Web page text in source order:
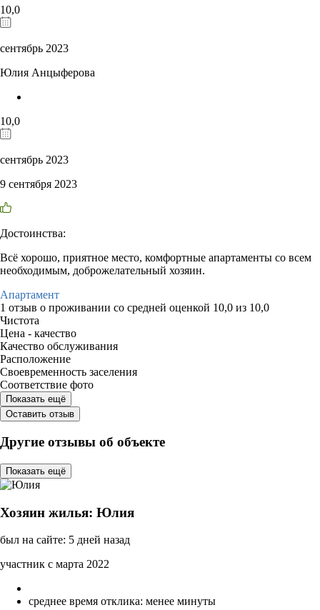
10,0
сентябрь 2023
Юлия Анцыферова
10,0
сентябрь 2023
9 сентября 2023
Достоинства:
Всё хорошо, приятное место, комфортные апартаменты со всем
необходимым, доброжелательный хозяин.
Апартамент
1 отзыв о проживании со средней оценкой 10,0 из 10,0
Чистота
Цена - качество
Качество обслуживания
Расположение
Своевременность заселения
Соответствие фото
Показать ещё
Оставить отзыв
Другие отзывы об объекте
Показать ещё
Хозяин жилья: Юлия
был на сайте: 5 дней назад
участник с марта 2022
среднее время отклика: менее минуты